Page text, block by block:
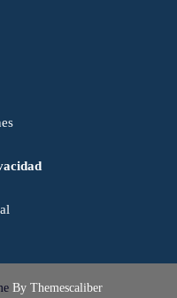
By Themescaliber